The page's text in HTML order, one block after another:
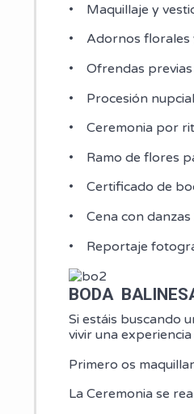
• Maquillaje y
• Adornos florales
• Ofrendas previas
• Procesión
• Ceremonia por
• Ramo de flores
• Certificado de
• Cena con danzas
• Reportaje
BODA
Si estáis buscando
vivir una
Primero os
La Ceremonia se